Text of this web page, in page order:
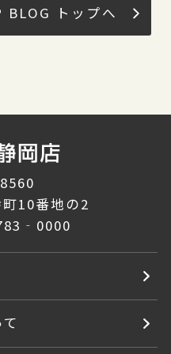
BLOG トップへ
10番地の2